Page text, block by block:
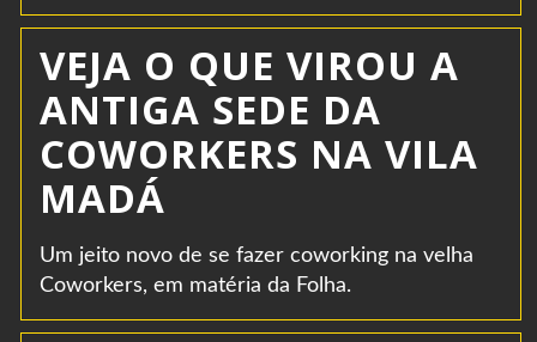
VEJA O QUE VIROU A
ANTIGA SEDE DA
COWORKERS NA VILA
MADÁ
Um jeito novo de se fazer coworking na velha
Coworkers, em matéria da Folha.